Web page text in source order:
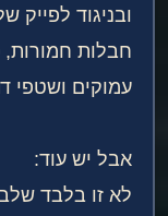
ובניגוד לפייק
חבלות
עמוקים ושטפי
אבל יש עוד:
לא זו בלבד